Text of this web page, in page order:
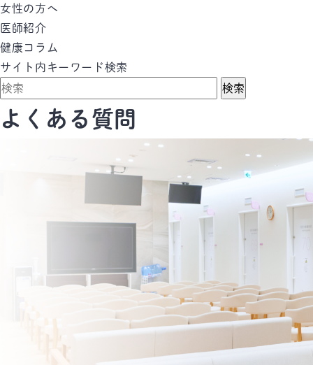
女性の方へ
医師紹介
健康コラム
サイト内キーワード検索
検索
よくある質問